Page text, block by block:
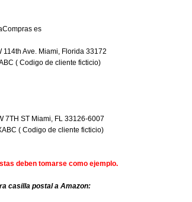
es
Ave. Miami, Florida 33172
( Codigo de cliente ficticio)
7TH ST Miami, FL 33126-6007
( Codigo de cliente ficticio)
deben tomarse como ejemplo.
casilla postal a Amazon: